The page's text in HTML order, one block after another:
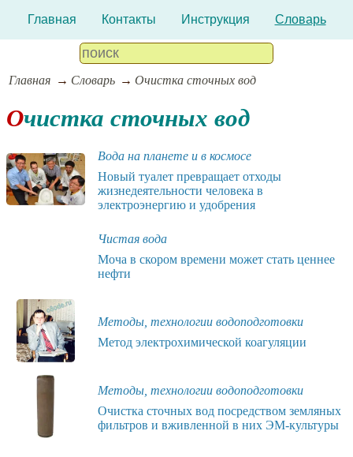
Главная Контакты Инструкция Словарь
Главная Словарь Очистка сточных вод
Очистка сточных вод
Вода на планете и в космосе
Новый туалет превращает отходы
жизнедеятельности человека в
электроэнергию и удобрения
Чистая вода
Моча в скором времени может стать ценнее
нефти
Методы, технологии водоподготовки
Метод электрохимической коагуляции
Методы, технологии водоподготовки
Очистка сточных вод посредством земляных
фильтров и вживленной в них ЭМ-культуры